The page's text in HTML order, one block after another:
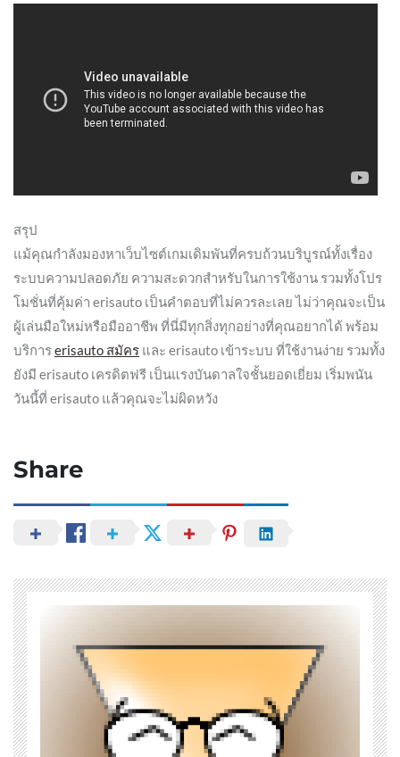
สรุป
แม้คุณกำลังมองหาเว็บไซต์เกมเดิมพันที่ครบถ้วนบริบูรณ์ทั้งเรื่อง
ระบบความปลอดภัย ความสะดวกสำหรับในการใช้งาน รวมทั้งโปร
โมชั่นที่คุ้มค่า erisauto เป็นคำตอบที่ไม่ควรละเลย ไม่ว่าคุณจะเป็น
ผู้เล่นมือใหม่หรือมืออาชีพ ที่นี่มีทุกสิ่งทุกอย่างที่คุณอยากได้ พร้อม
บริการerisauto สมัคร และ erisauto เข้าระบบ ที่ใช้งานง่าย รวมทั้ง
ยังมี erisauto เครดิตฟรี เป็นแรงบันดาลใจชั้นยอดเยี่ยม เริ่มพนัน
วันนี้ที่ erisauto แล้วคุณจะไม่ผิดหวัง
Share